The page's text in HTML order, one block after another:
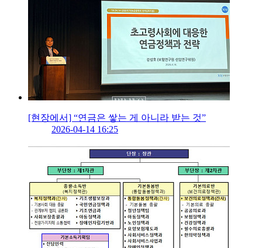
[현장에서] “연금은 쌓는 게 아니라 받는 것”
2026-04-14 16:25